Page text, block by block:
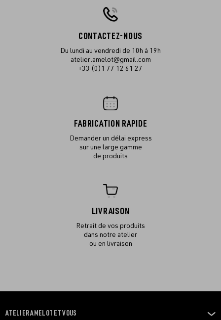
CONTACTEZ-NOUS
Du lundi au vendredi de 10h à 19h
atelier.amelot@gmail.com
+33 (0)1 77 12 61 27
FABRICATION RAPIDE
Demander un délai express
sur une large gamme
de produits
LIVRAISON
Retrait de vos produits
dans notre atelier
ou en livraison
OUVRIR
ATELIER AMELOT ET VOUS